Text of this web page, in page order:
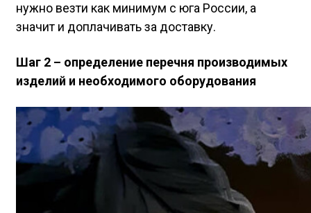
нужно везти как минимум с юга России, а
значит и доплачивать за доставку.
Шаг 2 – определение перечня производимых
изделий и необходимого оборудования